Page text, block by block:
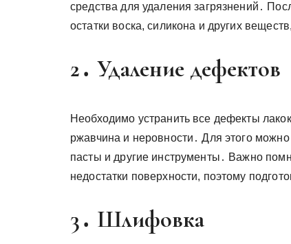
средства для удаления загрязнений․
остатки воска, силикона и других
2․ Удаление дефектов
Необходимо устранить все дефекты
ржавчина и неровности․ Для этого
пасты и другие инструменты․ Важно
недостатки поверхности, поэтому
3․ Шлифовка